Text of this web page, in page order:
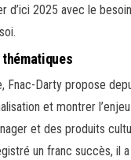
d’ici 2025 avec le
thématiques
Darty propose
et montrer
et des produits
un franc succès, il